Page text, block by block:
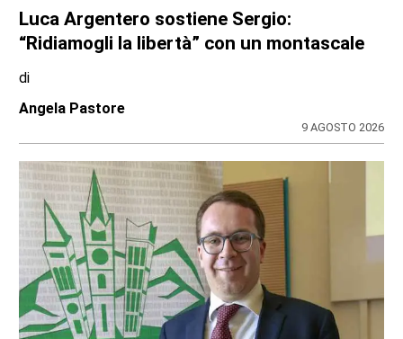
Luca Argentero sostiene Sergio:
“Ridiamogli la libertà” con un montascale
di
Angela Pastore
9 AGOSTO 2026